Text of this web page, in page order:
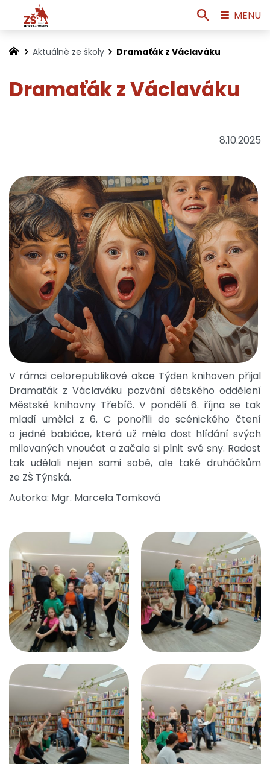
Aktuálně ze školy Dramaťák z Václaváku
Dramaťák z Václaváku
8.10.2025
V rámci celorepublikové akce Týden knihoven přijal
Dramaťák z Václaváku pozvání dětského oddělení
Městské knihovny Třebíč. V pondělí 6. října se tak
mladí umělci z 6. C ponořili do scénického čtení
o jedné babičce, která už měla dost hlídání svých
milovaných vnoučat a začala si plnit své sny. Radost
tak udělali nejen sami sobě, ale také druháčkům
ze ZŠ Týnská.
Autorka: Mgr. Marcela Tomková
MENU